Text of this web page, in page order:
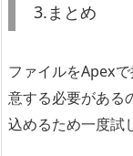
3.まとめ
ファイルをApex
意する必要がある
込めるため一度試